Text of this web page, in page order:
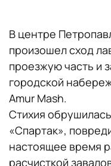
В центре
произошел сход
проезжую часть и
городской
Amur Mash.
Стихия
«Спартак»,
настоящее время
расчисткой